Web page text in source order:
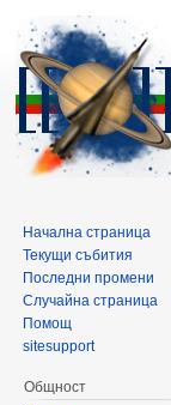
Начална страница
Текущи събития
Последни промени
Случайна страница
Помощ
sitesupport
Общност